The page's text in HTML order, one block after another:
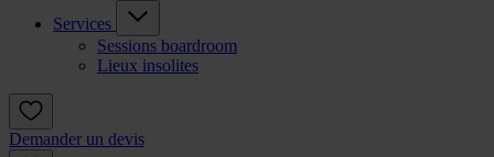
Services
Sessions boardroom
Lieux insolites
Demander un devis